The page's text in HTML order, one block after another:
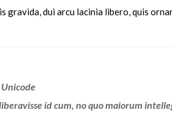
gravida, dui arcu lacinia libero, quis
Unicode
id cum, no quo maiorum